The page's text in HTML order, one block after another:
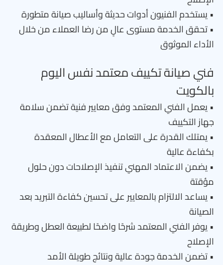
• يستخدم الفنيون أدوات حديثة وأساليب صيانة متطورة
• تحقق الخدمة مستوى عالٍ من رضا العملاء من خلال
الأداء الموثوق
فني صيانة تكييف معتمد نفس اليوم
بالكويت
• يعمل الفني المعتمد وفق معايير فنية تضمن سلامة
جهاز التكييف
• يمتلك القدرة على التعامل مع الأعطال المعقدة
بكفاءة عالية
• يضمن الاعتماد المهني تنفيذ الإصلاحات دون حلول
مؤقتة
• يساعد الالتزام بالمعايير على تحسين كفاءة التبريد بعد
الصيانة
• يوفر الفني المعتمد شرحًا واضحًا لطبيعة العطل وطريقة
الإصلاح
• تضمن الخدمة جودة عالية ونتائج طويلة الأمد